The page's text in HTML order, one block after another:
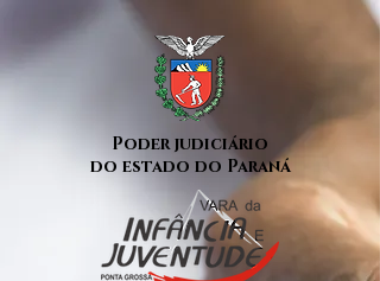
Poder judiciário
do estado do Paraná